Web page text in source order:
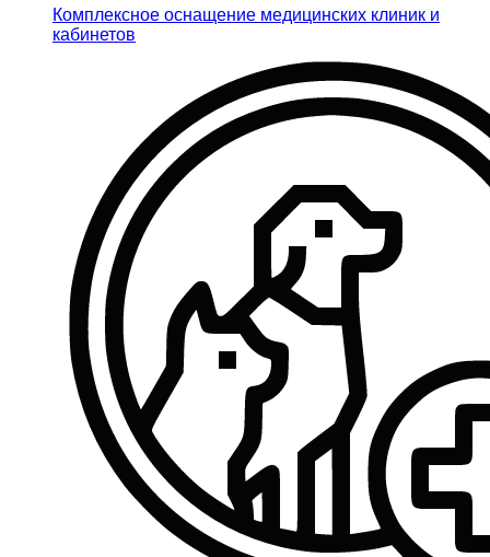
Комплексное оснащение медицинских клиник и
кабинетов